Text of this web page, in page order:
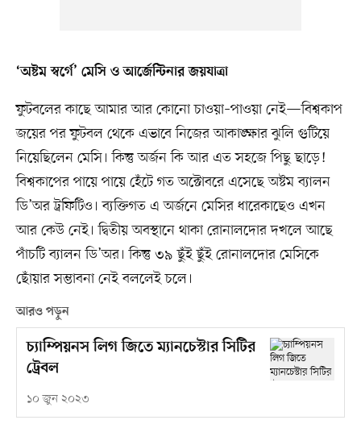
‘অষ্টম স্বর্গে’ মেসি ও আর্জেন্টিনার জয়যাত্রা
ফুটবলের কাছে আমার আর কোনো চাওয়া–পাওয়া নেই—বিশ্বকাপ
জয়ের পর ফুটবল থেকে এভাবে নিজের আকাঙ্ক্ষার ঝুলি গুটিয়ে
নিয়েছিলেন মেসি। কিন্তু অর্জন কি আর এত সহজে পিছু ছাড়ে!
বিশ্বকাপের পায়ে পায়ে হেঁটে গত অক্টোবরে এসেছে অষ্টম ব্যালন
ডি’অর ট্রফিটিও। ব্যক্তিগত এ অর্জনে মেসির ধারেকাছেও এখন
আর কেউ নেই। দ্বিতীয় অবস্থানে থাকা রোনালদোর দখলে আছে
পাঁচটি ব্যালন ডি’অর। কিন্তু ৩৯ ছুঁই ছুঁই রোনালদোর মেসিকে
ছোঁয়ার সম্ভাবনা নেই বললেই চলে।
আরও পড়ুন
চ্যাম্পিয়নস লিগ জিতে ম্যানচেস্টার সিটির
ট্রেবল
১০ জুন ২০২৩